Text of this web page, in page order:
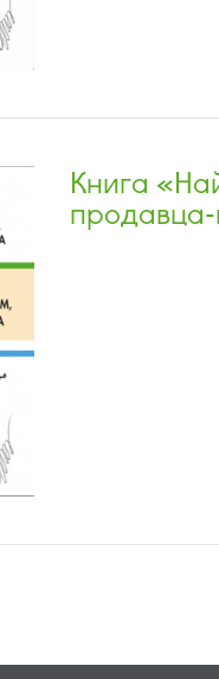
Книга
продавца-